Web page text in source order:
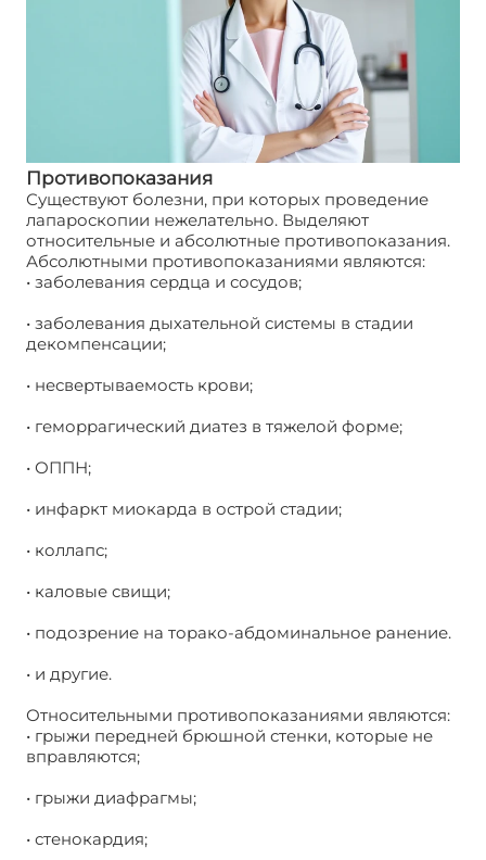
Противопоказания
Существуют болезни, при которых проведение
лапароскопии нежелательно. Выделяют
относительные и абсолютные противопоказания.
Абсолютными противопоказаниями являются:
• заболевания сердца и сосудов;
• заболевания дыхательной системы в стадии
декомпенсации;
• несвертываемость крови;
• геморрагический диатез в тяжелой форме;
• ОППН;
• инфаркт миокарда в острой стадии;
• коллапс;
• каловые свищи;
• подозрение на торако-абдоминальное ранение.
• и другие.
Относительными противопоказаниями являются:
• грыжи передней брюшной стенки, которые не
вправляются;
• грыжи диафрагмы;
• стенокардия;